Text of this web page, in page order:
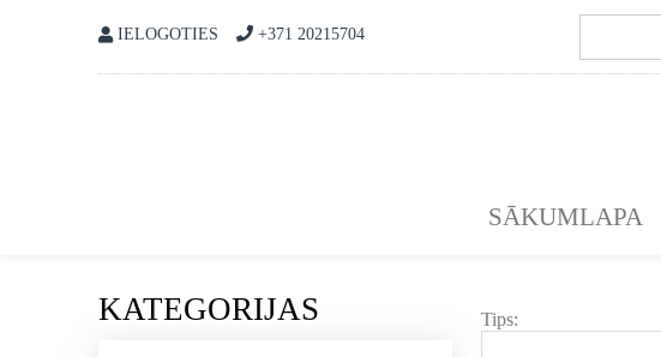
IELOGOTIES +371 20215704
SĀKUMLAPA
KATEGORIJAS Tips: